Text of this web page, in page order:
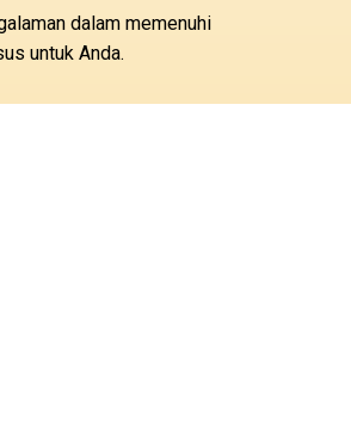
dalam memenuhi
untuk Anda.